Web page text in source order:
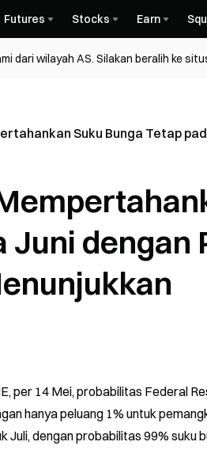
Futures Stocks Earn
dari wilayah AS. Silakan beralih ke
Suku Bunga Tetap
Juni
per 14 Mei, probabilitas Federal
hanya peluang 1% untuk
Juli, dengan probabilitas 99% suku